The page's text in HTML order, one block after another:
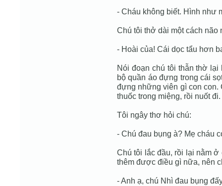
- Cháu không biết. Hình như
Chú tôi thở dài một cách não
- Hoài của! Cái dọc tẩu hơn
Nói đoạn chú tôi thẫn thờ
bộ quần áo đựng trong cái
đựng những viên gì con con.
thuốc trong miệng, rồi nuốt đi.
Tôi ngây thơ hỏi chú:
- Chú đau bụng à? Mẹ cháu
Chú tôi lắc đầu, rồi lại nằm
thêm được điều gì nữa, nên
- Anh ạ, chú Nhì đau bụng